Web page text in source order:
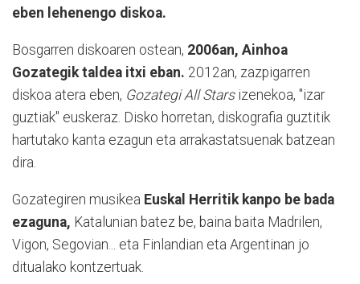
eben lehenengo diskoa.
Bosgarren diskoaren ostean, 2006an, Ainhoa
Gozategik taldea itxi eban. 2012an, zazpigarren
diskoa atera eben, Gozategi All Starsizenekoa, "izar
guztiak" euskeraz. Disko horretan, diskografia guztitik
hartutako kanta ezagun eta arrakastatsuenak batzean
dira.
Gozategiren musikea Euskal Herritik kanpo be bada
ezaguna, Katalunian batez be, baina baita Madrilen,
Vigon, Segovian... eta Finlandian eta Argentinan jo
ditualako kontzertuak.